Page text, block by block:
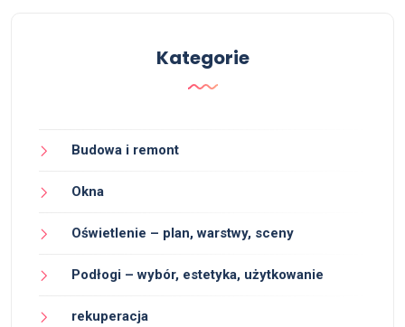
Kategorie
Budowa i remont
Okna
Oświetlenie – plan, warstwy, sceny
Podłogi – wybór, estetyka, użytkowanie
rekuperacja